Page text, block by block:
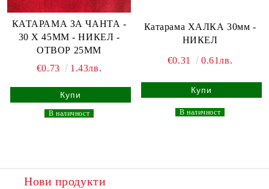
КАТАРАМА ЗА ЧАНТА -
30 Х 45ММ - НИКЕЛ -
ОТВОР 25ММ
€0.73
1.43лв.
В наличност
Катарама ХАЛКА 30мм -
НИКЕЛ
€0.31 0.61лв.
В наличност
Нови продукти